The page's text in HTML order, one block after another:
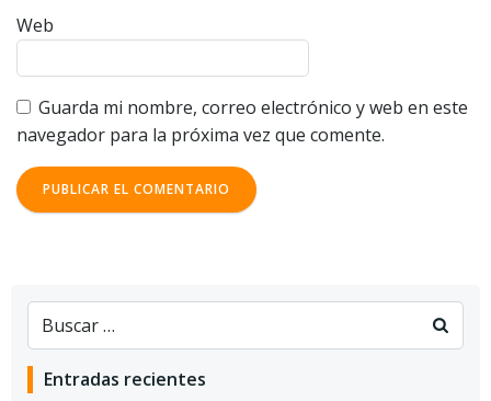
Web
Guarda mi nombre, correo electrónico y web en este
navegador para la próxima vez que comente.
Entradas recientes